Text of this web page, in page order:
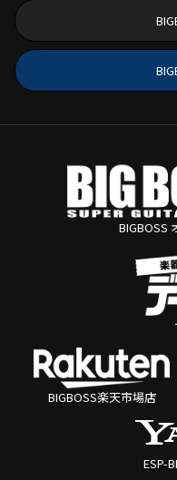
BIGBOSS
BIGBOSS楽天市場店
ESP-